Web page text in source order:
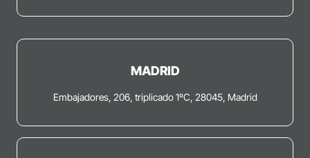
MADRID
Embajadores, 206, triplicado 1ºC, 28045, Madrid